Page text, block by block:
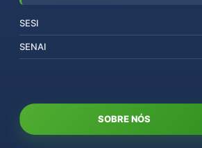
SESI
SENAI
SOBRE NÓS